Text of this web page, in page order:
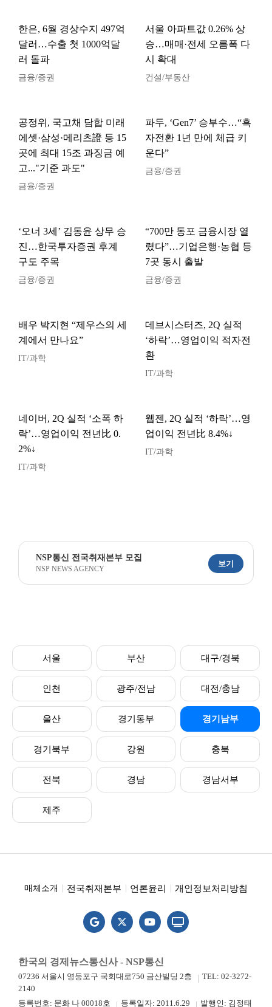
한은, 6월 경상수지 497억
달러…수출 첫 1000억달
러 돌파
금융/증권
서울 아파트값 0.26% 상
승…매매·전세 오름폭 다
시 확대
건설/부동산
공정위, 국고채 담합 미래
에셋·삼성·메리츠證 등 15
곳에 최대 15조 과징금 예
고..."기준 과도"
금융/증권
파두, ‘Gen7’ 승부수…“흑
자전환 1년 만에 체급 키
운다”
금융/증권
‘오너 3세’ 김동윤 상무 승
진…한국투자증권 후계
구도 주목
금융/증권
“700만 동포 금융시장 열
렸다”…기업은행·농협 등
7곳 동시 출발
금융/증권
배우 박지현 “제우스의 세
계에서 만나요”
IT/과학
데브시스터즈, 2Q 실적
‘하락’…영업이익 적자전
환
IT/과학
네이버, 2Q 실적 ‘소폭 하
락’…영업이익 전년比 0.
2%↓
IT/과학
웹젠, 2Q 실적 ‘하락’…영
업이익 전년比 8.4%↓
IT/과학
NSP통신 전국취재본부 모집
NSP NEWS AGENCY
보기
서울 부산 대구/경북
인천 광주/전남 대전/충남
울산 경기동부 경기남부
경기북부 강원 충북
전북 경남 경남서부
제주
매체소개 전국취재본부 언론윤리 개인정보처리방침
한국의 경제뉴스통신사 - NSP통신
07236 서울시 영등포구 국회대로750 금산빌딩 2층
TEL: 02-3272-
2140
등록번호: 문화 나 00018호
등록일자: 2011.6.29 발행인: 김정태